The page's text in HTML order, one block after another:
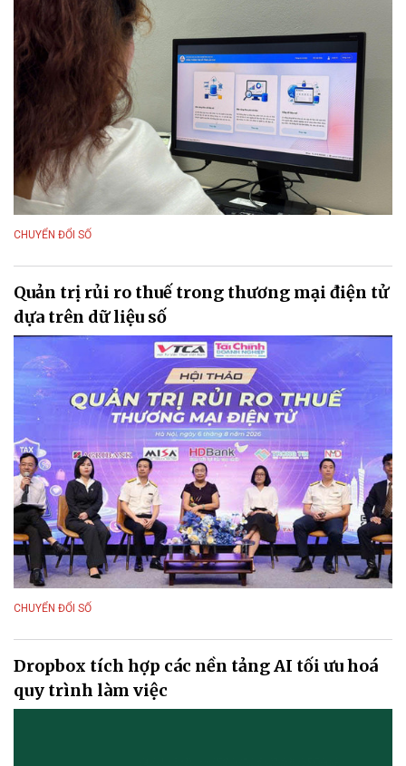
CHUYỂN ĐỔI SỐ
Quản trị rủi ro thuế trong thương mại điện tử
dựa trên dữ liệu số
CHUYỂN ĐỔI SỐ
Dropbox tích hợp các nền tảng AI tối ưu hoá
quy trình làm việc